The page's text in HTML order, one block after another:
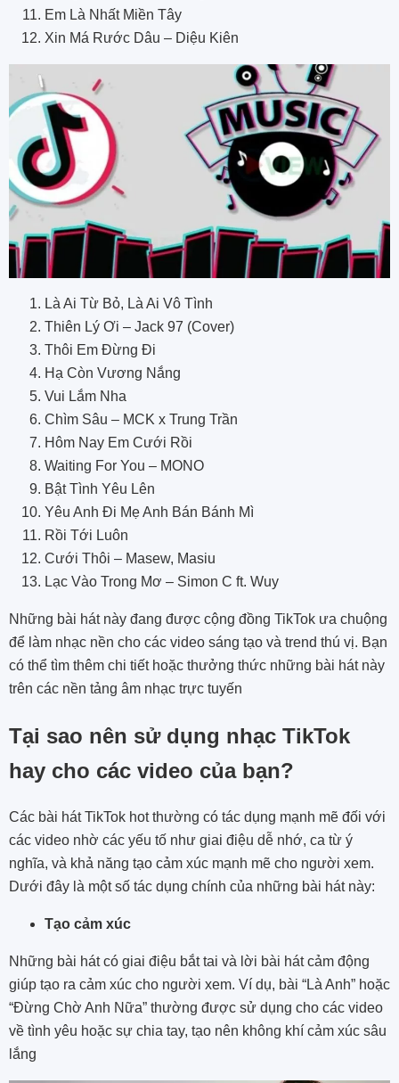
Em Là Nhất Miền Tây
Xin Má Rước Dâu – Diệu Kiên
Là Ai Từ Bỏ, Là Ai Vô Tình
Thiên Lý Ơi – Jack 97 (Cover)
Thôi Em Đừng Đi
Hạ Còn Vương Nắng
Vui Lắm Nha
Chìm Sâu – MCK x Trung Trần
Hôm Nay Em Cưới Rồi
Waiting For You – MONO
Bật Tình Yêu Lên
Yêu Anh Đi Mẹ Anh Bán Bánh Mì
Rồi Tới Luôn
Cưới Thôi – Masew, Masiu
Lạc Vào Trong Mơ – Simon C ft. Wuy
Những bài hát này đang được cộng đồng TikTok ưa chuộng
để làm nhạc nền cho các video sáng tạo và trend thú vị. Bạn
có thể tìm thêm chi tiết hoặc thưởng thức những bài hát này
trên các nền tảng âm nhạc trực tuyến​
Tại sao nên sử dụng nhạc TikTok
hay cho các video của bạn?
Các bài hát TikTok hot thường có tác dụng mạnh mẽ đối với
các video nhờ các yếu tố như giai điệu dễ nhớ, ca từ ý
nghĩa, và khả năng tạo cảm xúc mạnh mẽ cho người xem.
Dưới đây là một số tác dụng chính của những bài hát này:
Tạo cảm xúc
Những bài hát có giai điệu bắt tai và lời bài hát cảm động
giúp tạo ra cảm xúc cho người xem. Ví dụ, bài “Là Anh” hoặc
“Đừng Chờ Anh Nữa” thường được sử dụng cho các video
về tình yêu hoặc sự chia tay, tạo nên không khí cảm xúc sâu
lắng​